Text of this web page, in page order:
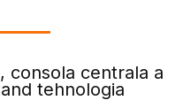
consola centrala a
tehnologia